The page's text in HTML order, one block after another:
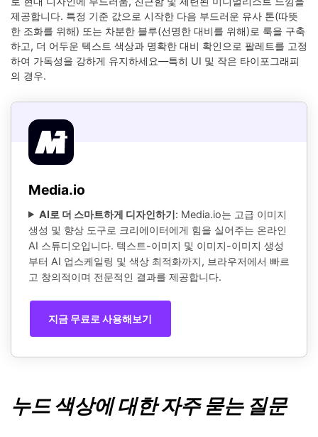
제공합니다. 특정 기준 값으로 시작한 다음 부드러운 유사 톤(따뜻
한 조화를 위해) 또는 차분한 블루(선명한 대비를 위해)로 룩을 구축
하고, 더 어두운 텍스트 색상과 명확한 대비 확인으로 팔레트를 고정
하여 가독성을 강하게 유지하세요—특히 UI 및 작은 타이포그래피
의 경우.
Media.io
AI로 더 스마트하게 디자인하기: Media.io는 고급 이미지
생성 및 향상 도구로 크리에이터에게 힘을 실어주는 온라인
AI 스튜디오입니다. 텍스트-이미지 및 이미지-이미지 생성
부터 AI 업스케일링 및 색상 최적화까지, 브라우저에서 빠르
고 창의적이며 전문적인 결과를 제공합니다.
지금 무료로 사용해보기
누드 색상에 대한 자주 묻는 질문